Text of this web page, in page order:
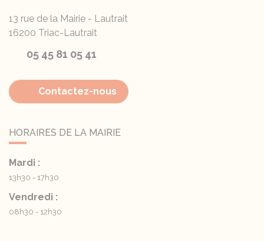
13 rue de la Mairie - Lautrait
16200 Triac-Lautrait
05 45 81 05 41
Contactez-nous
HORAIRES DE LA MAIRIE
Mardi :
13h30 - 17h30
Vendredi :
08h30 - 12h30